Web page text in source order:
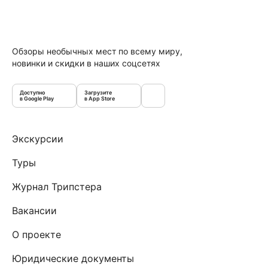
Обзоры необычных мест по всему миру,
новинки и скидки в наших соцсетях
Доступно
в Google Play
Загрузите
в App Store
Экскурсии
Туры
Журнал Трипстера
Вакансии
О проекте
Юридические документы